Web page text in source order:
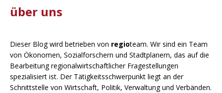
über uns
Dieser Blog wird betrieben von regioteam. Wir sind ein Team
von Ökonomen, Sozialforschern und Stadtplanern, das auf die
Bearbeitung regionalwirtschaftlicher Fragestellungen
spezialisiert ist. Der Tätigkeitsschwerpunkt liegt an der
Schnittstelle von Wirtschaft, Politik, Verwaltung und Verbänden.